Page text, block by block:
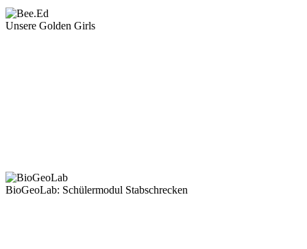
Unsere Golden Girls
BioGeoLab: Schülermodul Stabschrecken